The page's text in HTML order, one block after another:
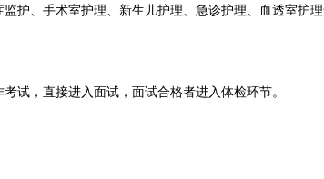
护、手术室护理、新生儿护理、急诊护理、血透室护
，直接进入面试，面试合格者进入体检环节。